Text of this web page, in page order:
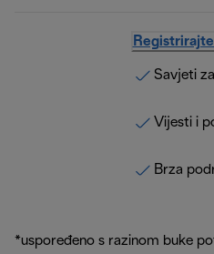
Savjeti
Vijesti i
Brza
*uspoređeno s razinom buke